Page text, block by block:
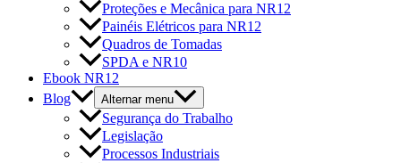
Proteções e Mecânica para NR12
Painéis Elétricos para NR12
Quadros de Tomadas
SPDA e NR10
Ebook NR12
Blog
Alternar menu
Segurança do Trabalho
Legislação
Processos Industriais